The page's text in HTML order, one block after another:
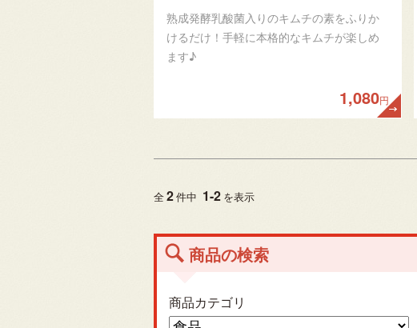
熟成発酵乳酸菌入りのキムチの素をふりか
けるだけ！手軽に本格的なキムチが楽しめ
ます♪
1,080円
全2件中 1-2 を表示
商品の検索
商品カテゴリ